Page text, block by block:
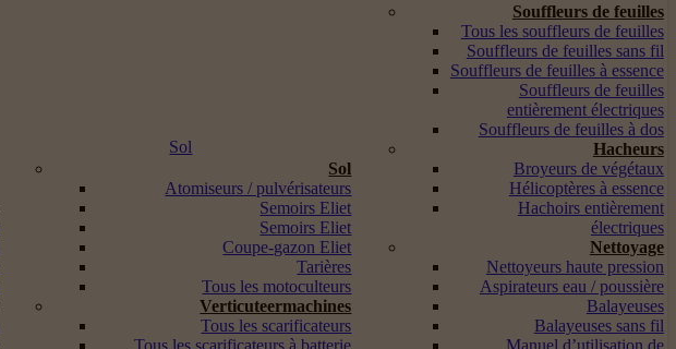
Sol
Sol
Atomiseurs / pulvérisateurs
Semoirs Eliet
Semoirs Eliet
Coupe-gazon Eliet
Tarières
Tous les motoculteurs
Verticuteermachines
Tous les scarificateurs
Tous les scarificateurs à batterie
Souffleurs de feuilles
Tous les souffleurs de feuilles
Souffleurs de feuilles sans fil
Souffleurs de feuilles à essence
Souffleurs de feuilles
entièrement électriques
Souffleurs de feuilles à dos
Hacheurs
Broyeurs de végétaux
Hélicoptères à essence
Hachoirs entièrement
électriques
Nettoyage
Nettoyeurs haute pression
Aspirateurs eau / poussière
Balayeuses
Balayeuses sans fil
Manuel d’utilisation de